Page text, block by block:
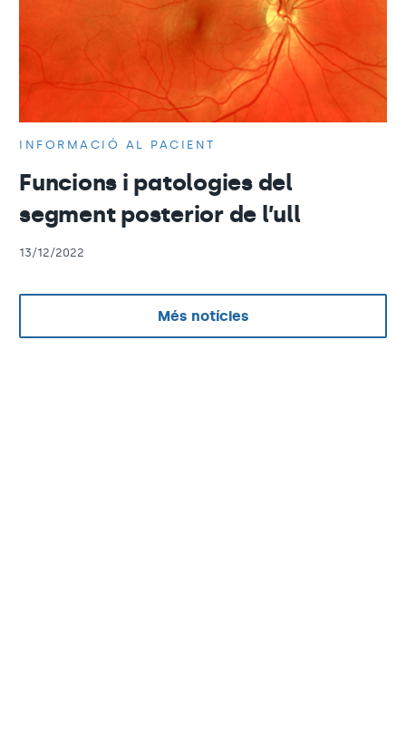
INFORMACIÓ AL PACIENT
Funcions i patologies del
segment posterior de l’ull
13/12/2022
Més notícies